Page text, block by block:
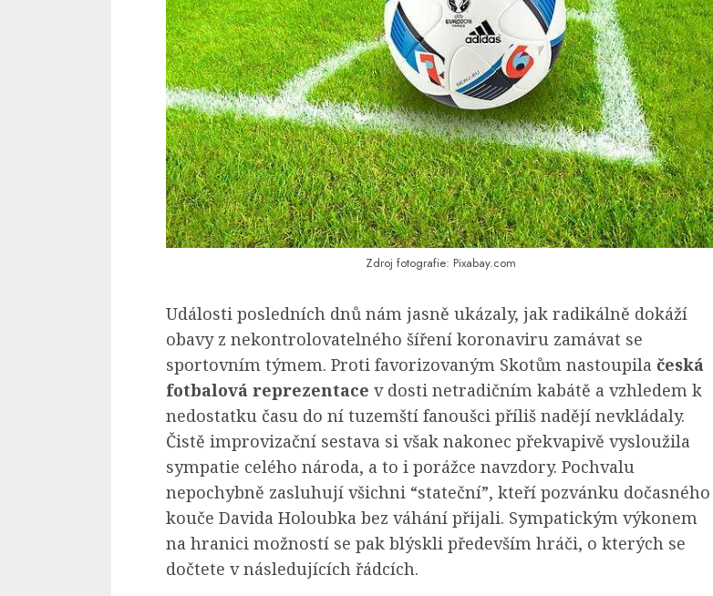
Zdroj fotografie: Pixabay.com
Události posledních dnů nám jasně ukázaly, jak radikálně dokáží
obavy z nekontrolovatelného šíření koronaviru zamávat se
sportovním týmem. Proti favorizovaným Skotům nastoupila česká
fotbalová reprezentace v dosti netradičním kabátě a vzhledem k
nedostatku času do ní tuzemští fanoušci příliš nadějí nevkládaly.
Čistě improvizační sestava si však nakonec překvapivě vysloužila
sympatie celého národa, a to i porážce navzdory. Pochvalu
nepochybně zasluhují všichni “stateční”, kteří pozvánku dočasného
kouče Davida Holoubka bez váhání přijali. Sympatickým výkonem
na hranici možností se pak blýskli především hráči, o kterých se
dočtete v následujících řádcích.